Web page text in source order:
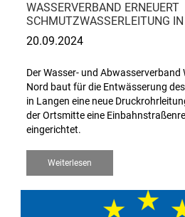
WASSERVERBAND ERNEUERT
SCHMUTZWASSERLEITUNG
20.09.2024
Der Wasser- und Abwasserverband
Nord baut für die Entwässerung
in Langen eine neue
der Ortsmitte eine
eingerichtet.
Weiterlesen